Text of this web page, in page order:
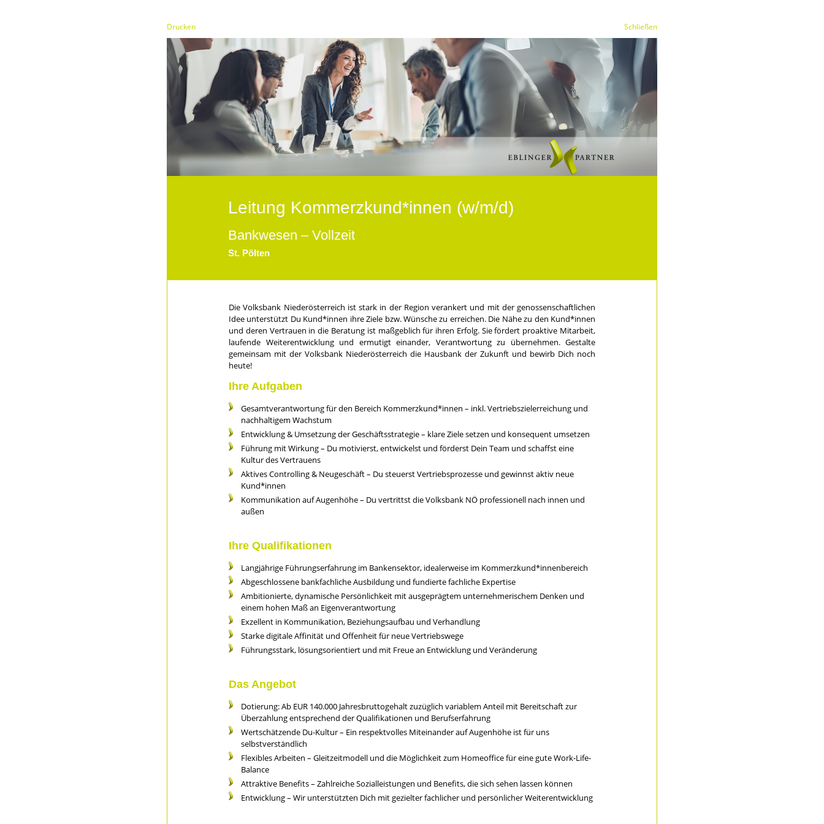
Drucken Schließen
Leitung Kommerzkund*innen (w/m/d)
Bankwesen – Vollzeit
St. Pölten
Die Volksbank Niederösterreich ist stark in der Region verankert und mit der genossenschaftlichen
Idee unterstützt Du Kund*innen ihre Ziele bzw. Wünsche zu erreichen. Die Nähe zu den Kund*innen
und deren Vertrauen in die Beratung ist maßgeblich für ihren Erfolg. Sie fördert proaktive Mitarbeit,
laufende Weiterentwicklung und ermutigt einander, Verantwortung zu übernehmen. Gestalte
gemeinsam mit der Volksbank Niederösterreich die Hausbank der Zukunft und bewirb Dich noch
heute!
Ihre Aufgaben
Gesamtverantwortung für den Bereich Kommerzkund*innen – inkl. Vertriebszielerreichung und
nachhaltigem Wachstum
Entwicklung & Umsetzung der Geschäftsstrategie – klare Ziele setzen und konsequent umsetzen
Führung mit Wirkung – Du motivierst, entwickelst und förderst Dein Team und schaffst eine
Kultur des Vertrauens
Aktives Controlling & Neugeschäft – Du steuerst Vertriebsprozesse und gewinnst aktiv neue
Kund*innen
Kommunikation auf Augenhöhe – Du vertrittst die Volksbank NÖ professionell nach innen und
außen
Ihre Qualifikationen
Langjährige Führungserfahrung im Bankensektor, idealerweise im Kommerzkund*innenbereich
Abgeschlossene bankfachliche Ausbildung und fundierte fachliche Expertise
Ambitionierte, dynamische Persönlichkeit mit ausgeprägtem unternehmerischem Denken und
einem hohen Maß an Eigenverantwortung
Exzellent in Kommunikation, Beziehungsaufbau und Verhandlung
Starke digitale Affinität und Offenheit für neue Vertriebswege
Führungsstark, lösungsorientiert und mit Freue an Entwicklung und Veränderung
Das Angebot
Dotierung: Ab EUR 140.000 Jahresbruttogehalt zuzüglich variablem Anteil mit Bereitschaft zur
Überzahlung entsprechend der Qualifikationen und Berufserfahrung
Wertschätzende Du-Kultur – Ein respektvolles Miteinander auf Augenhöhe ist für uns
selbstverständlich
Flexibles Arbeiten – Gleitzeitmodell und die Möglichkeit zum Homeoffice für eine gute Work-Life-
Balance
Attraktive Benefits – Zahlreiche Sozialleistungen und Benefits, die sich sehen lassen können
Entwicklung – Wir unterstützten Dich mit gezielter fachlicher und persönlicher Weiterentwicklung